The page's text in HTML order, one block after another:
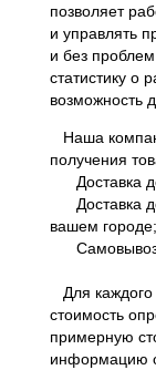
позволяет
и управлять
и без
статистику о
возможность
Наша
получения
Доставка
Доставка
вашем городе;
Самовывоз
Для каждого
стоимость
примерную
информацию